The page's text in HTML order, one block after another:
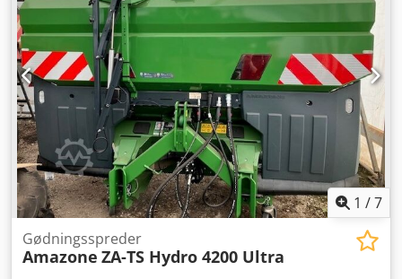
1 /7
Gødningsspreder
Amazone ZA-TS Hydro 4200 Ultra